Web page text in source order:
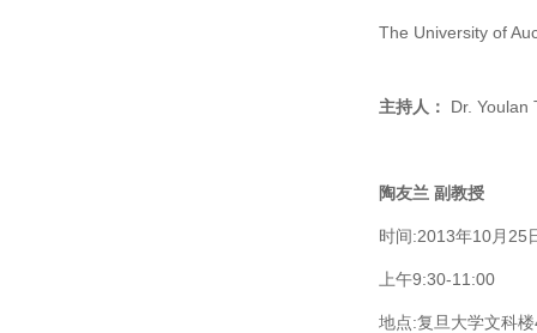
The University of
主持人： Dr. Youlan
陶友兰 副教授
时间:2013年10月25
上午9:30-11:00
地点:复旦大学文科